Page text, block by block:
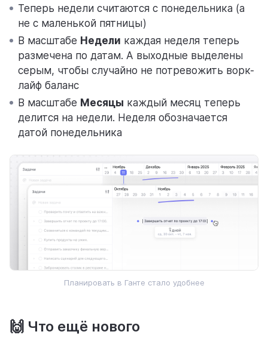
Теперь недели считаются с понедельника (а
не с маленькой пятницы)
В масштабе Недели каждая неделя теперь
размечена по датам. А выходные выделены
серым, чтобы случайно не потревожить ворк-
лайф баланс
В масштабе Месяцы каждый месяц теперь
делится на недели. Неделя обозначается
датой понедельника
Планировать в Ганте стало удобнее
🙌 Что ещё нового